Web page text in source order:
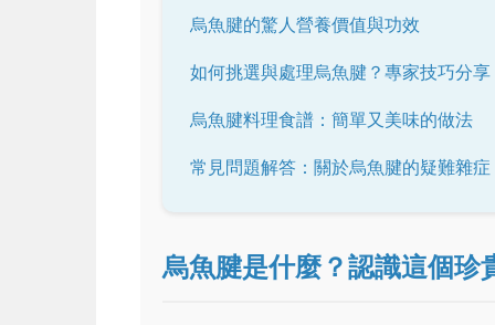
烏魚腱的驚人營養價值與功效
如何挑選與處理烏魚腱？專家技巧分享
烏魚腱料理食譜：簡單又美味的做法
常見問題解答：關於烏魚腱的疑難雜症
烏魚腱是什麼？認識這個珍